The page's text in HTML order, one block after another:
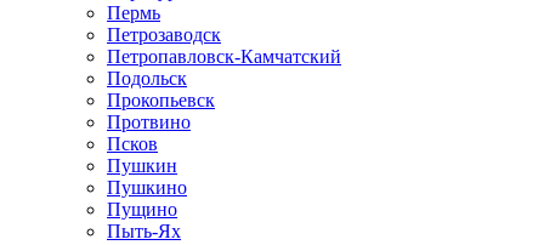
Пермь
Петрозаводск
Петропавловск-Камчатский
Подольск
Прокопьевск
Протвино
Псков
Пушкин
Пушкино
Пущино
Пыть-Ях